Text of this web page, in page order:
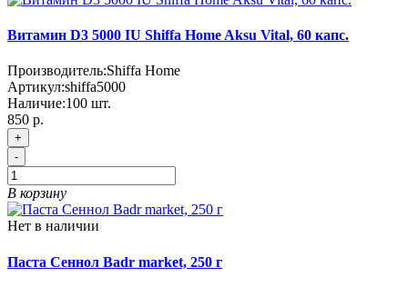
Витамин D3 5000 IU Shiffa Home Aksu Vital, 60 капс.
Производитель:Shiffa Home
Артикул:shiffa5000
Наличие:100 шт.
850 р.
+
-
В корзину
Нет в наличии
Паста Сеннол Badr market, 250 г